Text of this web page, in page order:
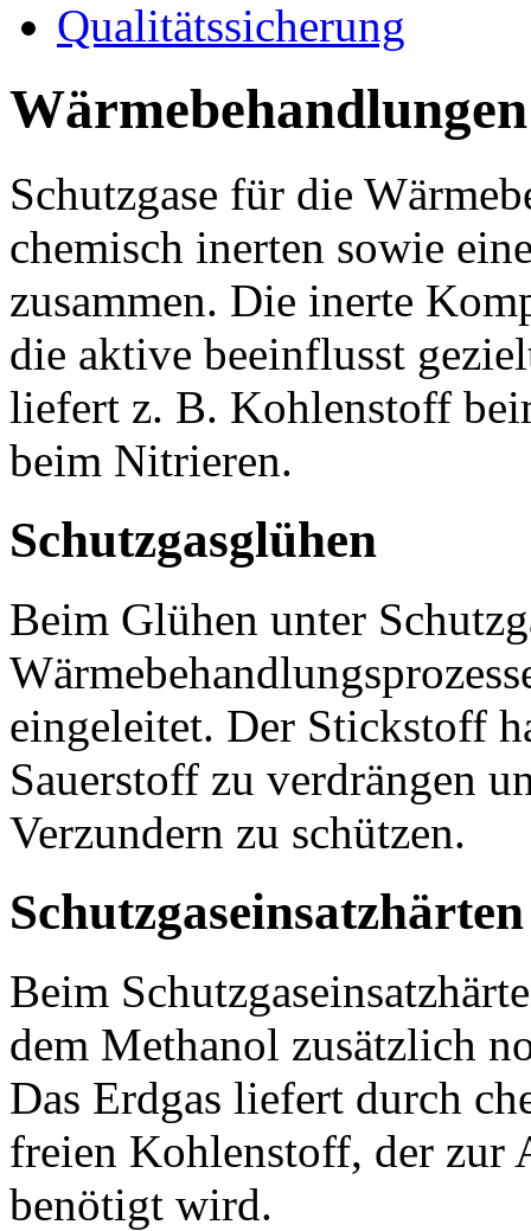
Qualitätssicherung
Schutzgase für die
chemisch inerten sowie
zusammen. Die inerte
die aktive beeinflusst
liefert z. B. Kohlenstoff
beim Nitrieren.
Schutzgasglühen
Beim Glühen unter
eingeleitet. Der Stickstoff
Sauerstoff zu verdrängen
Verzundern zu schützen.
Schutzgaseinsatzhärten
Beim
dem Methanol zusätzlich
Das Erdgas liefert durch
freien Kohlenstoff, der zur
benötigt wird.